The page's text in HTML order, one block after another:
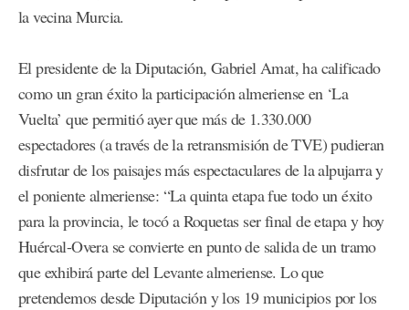
la vecina Murcia.
El presidente de la Diputación, Gabriel Amat, ha calificado
como un gran éxito la participación almeriense en ‘La
Vuelta’ que permitió ayer que más de 1.330.000
espectadores (a través de la retransmisión de TVE) pudieran
disfrutar de los paisajes más espectaculares de la alpujarra y
el poniente almeriense: “La quinta etapa fue todo un éxito
para la provincia, le tocó a Roquetas ser final de etapa y hoy
Huércal-Overa se convierte en punto de salida de un tramo
que exhibirá parte del Levante almeriense. Lo que
pretendemos desde Diputación y los 19 municipios por los